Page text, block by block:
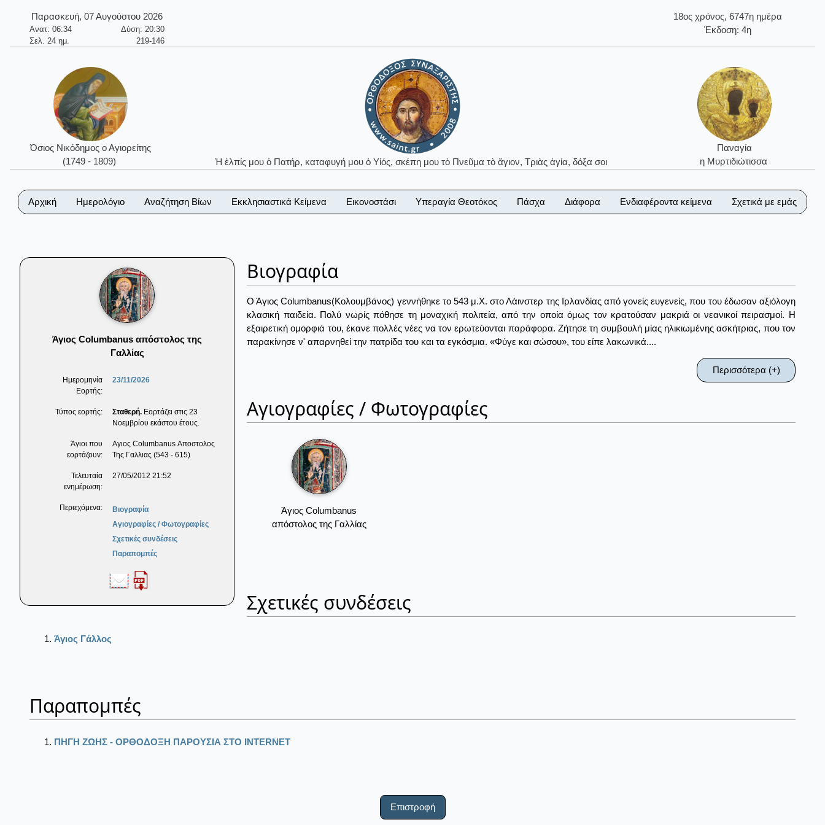
Παρασκευή, 07 Αυγούστου 2026
Ανατ: 06:34
Δύση: 20:30
Σελ. 24 ημ.
219-146
18ος χρόνος, 6747η ημέρα
Έκδοση: 4η
Όσιος Νικόδημος ο Αγιορείτης
(1749 - 1809)
Ἡ ἐλπίς μου ὁ Πατήρ, καταφυγή μου ὁ Υἱός, σκέπη μου τὸ Πνεῦμα τὸ ἅγιον, Τριὰς ἁγία, δόξα σοι
Παναγία
η Μυρτιδιώτισσα
Αρχική Ημερολόγιο Αναζήτηση Βίων Εκκλησιαστικά Κείμενα Εικονοστάσι Υπεραγία Θεοτόκος Πάσχα Διάφορα Ενδιαφέροντα κείμενα Σχετικά με εμάς
Άγιος Columbanus απόστολος της
Γαλλίας
Ημερομηνία
Εορτής:
23/11/2026
Τύπος εορτής: Σταθερή. Εορτάζει στις 23
Νοεμβρίου εκάστου έτους.
Άγιοι που
εορτάζουν:
Αγιος Columbanus Αποστολος
Της Γαλλιας (543 - 615)
Τελευταία
ενημέρωση:
27/05/2012 21:52
Περιεχόμενα:
Βιογραφία
Αγιογραφίες / Φωτογραφίες
Σχετικές συνδέσεις
Παραπομπές
Βιογραφία
Ο Άγιος Columbanus(Κολουμβάνος) γεννήθηκε το 543 μ.Χ. στο Λάινστερ της Ιρλανδίας από γονείς ευγενείς, που του έδωσαν αξιόλογη
κλασική παιδεία. Πολύ νωρίς πόθησε τη μοναχική πολιτεία, από την οποία όμως τον κρατούσαν μακριά οι νεανικοί πειρασμοί. Η
εξαιρετική ομορφιά του, έκανε πολλές νέες να τον ερωτεύονται παράφορα. Ζήτησε τη συμβουλή μίας ηλικιωμένης ασκήτριας, που τον
παρακίνησε ν' απαρνηθεί την πατρίδα του και τα εγκόσμια. «Φύγε και σώσου», του είπε λακωνικά....
Περισσότερα (+)
Αγιογραφίες / Φωτογραφίες
Άγιος Columbanus
απόστολος της Γαλλίας
Σχετικές συνδέσεις
Άγιος Γάλλος
Παραπομπές
ΠΗΓΗ ΖΩΗΣ - ΟΡΘΟΔΟΞΗ ΠΑΡΟΥΣΙΑ ΣΤΟ ΙΝΤΕRΝΕΤ
Επιστροφή